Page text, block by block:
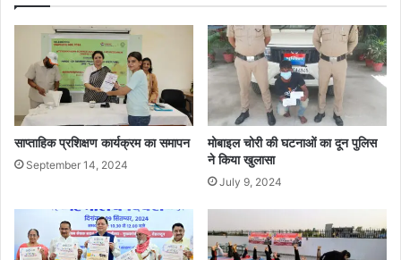
साप्ताहिक प्रशिक्षण कार्यक्रम का समापन
September 14, 2024
मोबाइल चोरी की घटनाओं का दून पुलिस
ने किया खुलासा
July 9, 2024